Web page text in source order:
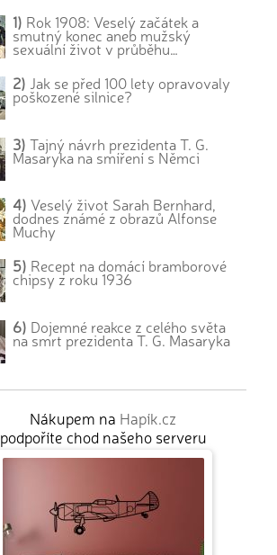
1) Rok 1908: Veselý začátek a
smutný konec aneb mužský
sexuální život v průběhu…
2) Jak se před 100 lety opravovaly
poškozené silnice?
3) Tajný návrh prezidenta T. G.
Masaryka na smíření s Němci
4) Veselý život Sarah Bernhard,
dodnes známé z obrazů Alfonse
Muchy
5) Recept na domácí bramborové
chipsy z roku 1936
6) Dojemné reakce z celého světa
na smrt prezidenta T. G. Masaryka
Nákupem na Hapík.cz
podpoříte chod našeho serveru